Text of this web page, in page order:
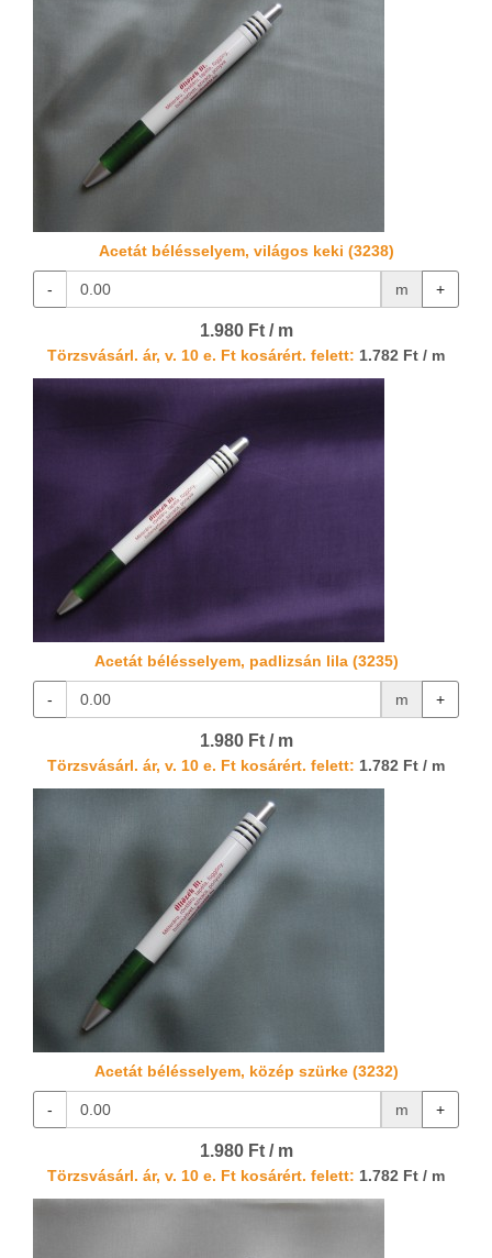
Acetát bélésselyem, világos keki (3238)
- m +
1.980 Ft / m
Törzsvásárl. ár, v. 10 e. Ft kosárért. felett: 1.782 Ft / m
Acetát bélésselyem, padlizsán lila (3235)
- m +
1.980 Ft / m
Törzsvásárl. ár, v. 10 e. Ft kosárért. felett: 1.782 Ft / m
Acetát bélésselyem, közép szürke (3232)
- m +
1.980 Ft / m
Törzsvásárl. ár, v. 10 e. Ft kosárért. felett: 1.782 Ft / m